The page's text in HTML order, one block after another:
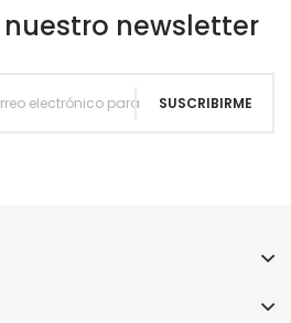
newsletter
SUSCRIBIRME